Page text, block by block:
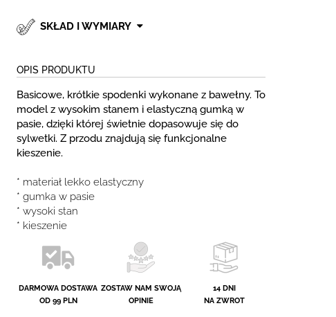
SKŁAD I WYMIARY
OPIS PRODUKTU
Basicowe, krótkie spodenki wykonane z bawełny. To
model z wysokim stanem i elastyczną gumką w
pasie, dzięki której świetnie dopasowuje się do
sylwetki. Z przodu znajdują się funkcjonalne
kieszenie.
* materiał lekko elastyczny
* gumka w pasie
* wysoki stan
* kieszenie
DARMOWA DOSTAWA
OD 99 PLN
ZOSTAW NAM SWOJĄ
OPINIE
14 DNI
NA ZWROT